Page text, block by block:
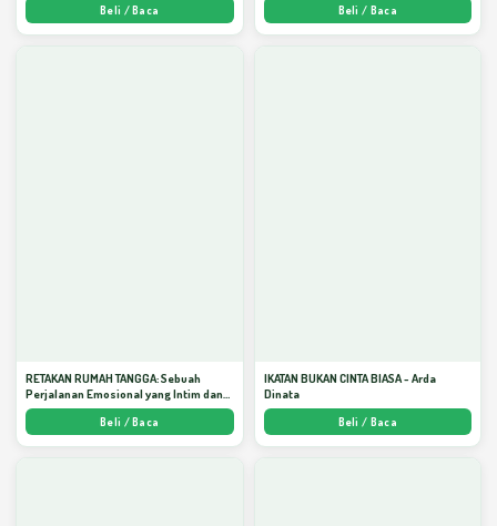
Beli / Baca Beli / Baca
RETAKAN RUMAH TANGGA: Sebuah
Perjalanan Emosional yang Intim dan
Mendalam - Arda Dinata
Beli / Baca
IKATAN BUKAN CINTA BIASA - Arda
Dinata
Beli / Baca